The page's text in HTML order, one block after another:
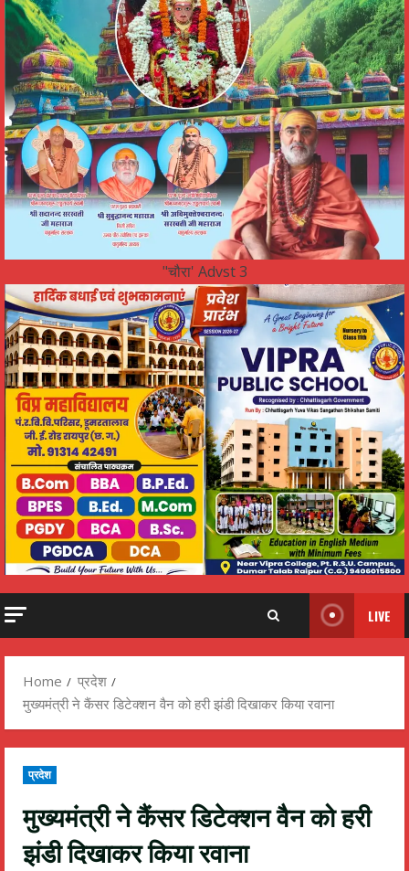
"चौरा' Advst 3
LIVE
Home
प्रदेश
मुख्यमंत्री ने कैंसर डिटेक्शन वैन को हरी झंडी दिखाकर किया रवाना
प्रदेश
मुख्यमंत्री ने कैंसर डिटेक्शन वैन को हरी
झंडी दिखाकर किया रवाना